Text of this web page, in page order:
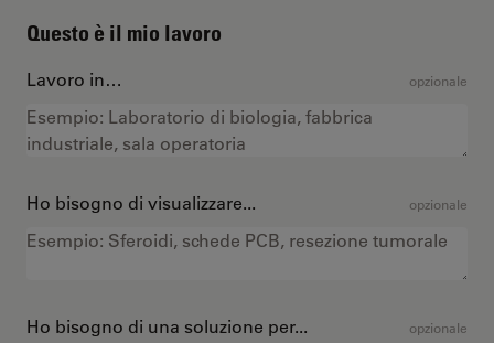
Questo è il mio lavoro
Lavoro in… opzionale
Ho bisogno di visualizzare... opzionale
Ho bisogno di una soluzione per... opzionale